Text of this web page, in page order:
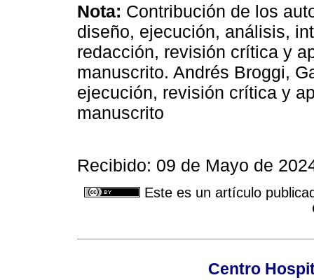
Nota: Contribución de los
diseño, ejecución, análisis,
redacción, revisión crítica y
manuscrito. Andrés Broggi,
ejecución, revisión crítica y
manuscrito
Recibido: 09 de Mayo de
Este es un artículo
Centro